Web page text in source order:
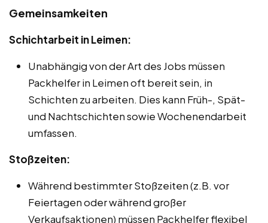
Gemeinsamkeiten
Schichtarbeit in Leimen:
Unabhängig von der Art des Jobs müssen
Packhelfer in Leimen oft bereit sein, in
Schichten zu arbeiten. Dies kann Früh-, Spät-
und Nachtschichten sowie Wochenendarbeit
umfassen.
Stoßzeiten:
Während bestimmter Stoßzeiten (z.B. vor
Feiertagen oder während großer
Verkaufsaktionen) müssen Packhelfer flexibel